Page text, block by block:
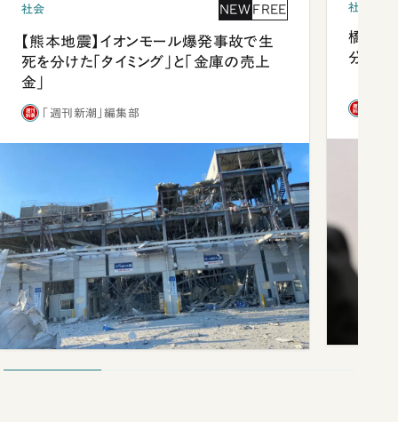
社会 NEW FREE
【熊本地震】イオンモール爆発事故で生
死を分けた「タイミング」と「金庫の売上
金」
「週刊新潮」編集部
社会
橋本愛
分 佐